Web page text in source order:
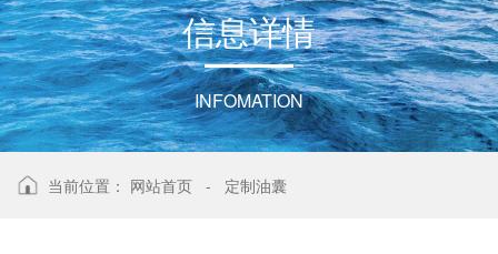
信息详情
INFOMATION
当前位置： 网站首页 - 定制油囊